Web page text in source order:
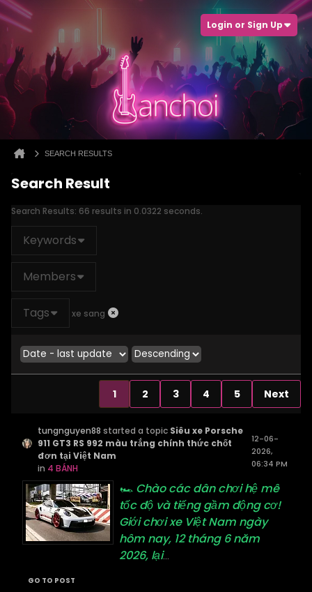
Login or Sign Up
SEARCH RESULTS
Search Result
Search Results: 66 results in 0.0322 seconds.
Keywords
Members
Tags xe sang
1 2 3 4 5 Next
tungnguyen88 started a topic Siêu xe Porsche
911 GT3 RS 992 màu trắng chính thức chốt
đơn tại Việt Nam
in 4 BÁNH
12-06-
2026,
06:34 PM
🏎️ Chào các dân chơi hệ mê
tốc độ và tiếng gầm động cơ!
Giới chơi xe Việt Nam ngày
hôm nay, 12 tháng 6 năm
2026, lại...
GO TO POST